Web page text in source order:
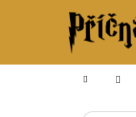
Domů
í
Zpět
do
Zpět
do